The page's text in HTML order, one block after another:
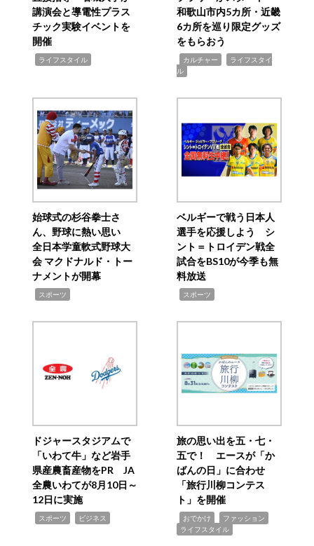
講演会と導電性プラス
チック実験イベントを
開催
ライフスタイル
和歌山市内5カ所・近畿
6カ所を巡り限定グッズ
をもらおう
カルチャー
ライフスタイ
ル
始球式の杉谷拳士さ
ん、野球に熱い思い
全日本学童軟式野球大
会 マクドナルド・トー
ナメントが開幕
スポーツ
ベルギーで戦う日本人
選手を応援しよう シ
ント＝トロイデン戦全
試合をBS10が今季も無
料放送
スポーツ
ドジャースタジアムで
「いわて牛」など岩手
県産農畜産物をPR JA
全農いわてが8月10日～
12日に実施
スポーツ ビジネス
旅の思い出を五・七・
五で！ エースが「か
ばんの日」に合わせ
「旅行川柳コンテス
ト」を開催
おでかけ ファッション
ライフスタイル